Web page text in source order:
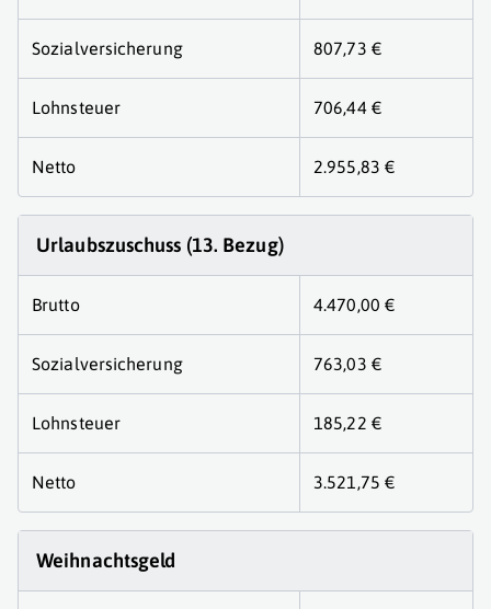
Sozialversicherung 807,73 €
Lohnsteuer 706,44 €
Netto 2.955,83 €
Urlaubszuschuss (13. Bezug)
Brutto 4.470,00 €
Sozialversicherung 763,03 €
Lohnsteuer 185,22 €
Netto 3.521,75 €
Weihnachtsgeld